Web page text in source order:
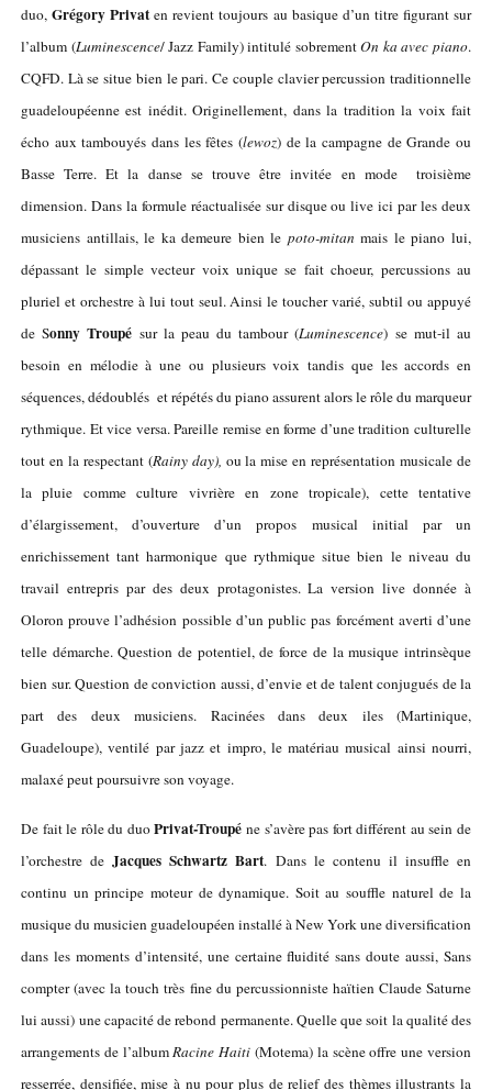
duo,Grégory Privaten revient toujours au basique d’un titre figurant sur
l’album (Luminescence/ Jazz Family) intitulé sobrementOn ka avec piano.
CQFD. Là se situe bien le pari. Ce couple clavier percussion traditionnelle
guadeloupéenne est inédit. Originellement, dans la tradition la voix fait
écho aux tambouyés dans les fêtes (lewoz) de la campagne de Grande ou
Basse Terre. Et la danse se trouve être invitée en mode troisième
dimension. Dans la formule réactualisée sur disque ou live ici par les deux
musiciens antillais, le ka demeure bien le poto-mitan mais le piano lui,
dépassant le simple vecteur voix unique se fait choeur, percussions au
pluriel et orchestre à lui tout seul. Ainsi le toucher varié, subtil ou appuyé
de Sonny Troupé sur la peau du tambour (Luminescence) se mut-il au
besoin en mélodie à une ou plusieurs voix tandis que les accords en
séquences, dédoublés et répétés du piano assurent alors le rôle du marqueur
rythmique. Et vice versa. Pareille remise en forme d’une tradition culturelle
tout en la respectant (Rainy day), ou la mise en représentation musicale de
la pluie comme culture vivrière en zone tropicale), cette tentative
d’élargissement, d’ouverture d’un propos musical initial par un
enrichissement tant harmonique que rythmique situe bien le niveau du
travail entrepris par des deux protagonistes. La version live donnée à
Oloron prouve l’adhésion possible d’un public pas forcément averti d’une
telle démarche. Question de potentiel, de force de la musique intrinsèque
bien sur. Question de conviction aussi, d’envie et de talent conjugués de la
part des deux musiciens. Racinées dans deux iles (Martinique,
Guadeloupe), ventilé par jazz et impro, le matériau musical ainsi nourri,
malaxé peut poursuivre son voyage.
De fait le rôle du duoPrivat-Troupé ne s’avère pas fort différent au sein de
l’orchestre deJacques Schwartz Bart. Dans le contenu il insuffle en
continu un principe moteur de dynamique. Soit au souffle naturel de la
musique du musicien guadeloupéen installé à New York une diversification
dans les moments d’intensité, une certaine fluidité sans doute aussi, Sans
compter (avec la touch très fine du percussionniste haïtien Claude Saturne
lui aussi) une capacité de rebond permanente. Quelle que soit la qualité des
arrangements de l’albumRacine Haiti (Motema) la scène offre une version
resserrée, densifiée, mise à nu pour plus de relief des thèmes illustrants la